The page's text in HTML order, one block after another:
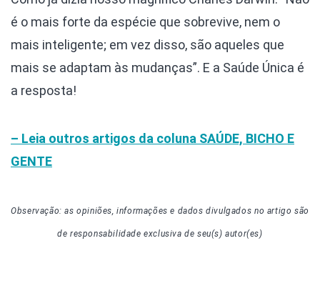
é o mais forte da espécie que sobrevive, nem o
mais inteligente; em vez disso, são aqueles que
mais se adaptam às mudanças”. E a Saúde Única é
a resposta!
– Leia outros artigos da coluna SAÚDE, BICHO E
GENTE
Observação: as opiniões, informações e dados divulgados no artigo são
de responsabilidade exclusiva de seu(s) autor(es)